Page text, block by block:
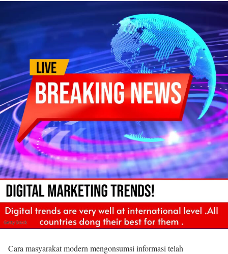
Cara masyarakat modern mengonsumsi informasi telah